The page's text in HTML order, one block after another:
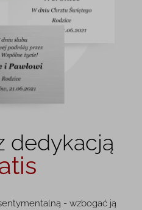
dedykacją
- wzbogać ją